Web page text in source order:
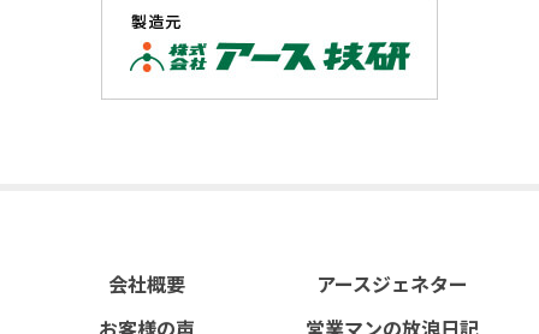
会社概要
アースジェネター